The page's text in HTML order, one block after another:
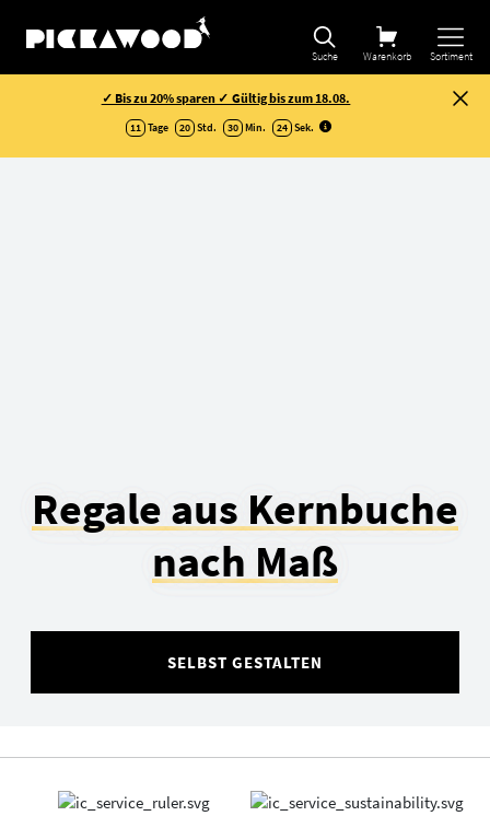
Suche Warenkorb Sortiment
✓ Bis zu 20% sparen ✓ Gültig bis zum 18.08.
11 Tage 20 Std. 30 Min. 24 Sek.
Regale aus Kernbuche
nach Maß
SELBST GESTALTEN